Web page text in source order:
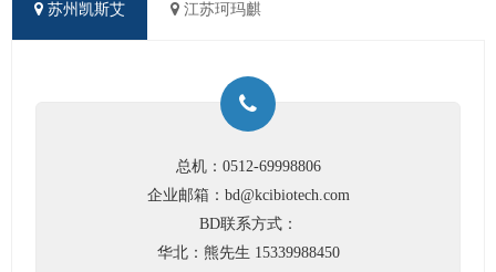
苏州凯斯艾 江苏珂玛麒
总机：0512-69998806
企业邮箱：bd@kcibiotech.com
BD联系方式：
华北：熊先生 15339988450